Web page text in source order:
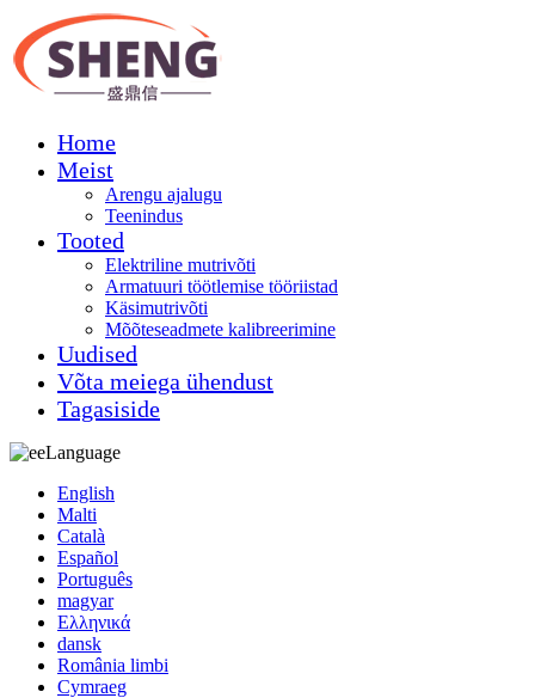
Home
Meist
Arengu ajalugu
Teenindus
Tooted
Elektriline mutrivõti
Armatuuri töötlemise tööriistad
Käsimutrivõti
Mõõteseadmete kalibreerimine
Uudised
Võta meiega ühendust
Tagasiside
Language
English
Malti
Català
Español
Português
magyar
Ελληνικά
dansk
România limbi
Cymraeg